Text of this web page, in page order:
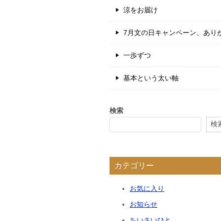
涼をお届け
7月文の日キャンペーン、あり
一歩ずつ
基本という太い軸
検索
検
カテゴリー
お気に入り
お知らせ